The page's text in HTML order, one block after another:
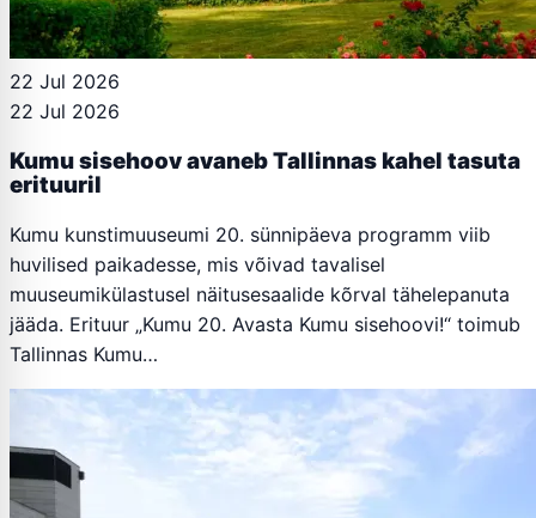
22 Jul 2026
22 Jul 2026
Kumu sisehoov avaneb Tallinnas kahel tasuta
erituuril
Kumu kunstimuuseumi 20. sünnipäeva programm viib
huvilised paikadesse, mis võivad tavalisel
muuseumikülastusel näitusesaalide kõrval tähelepanuta
jääda. Erituur „Kumu 20. Avasta Kumu sisehoovi!“ toimub
Tallinnas Kumu…